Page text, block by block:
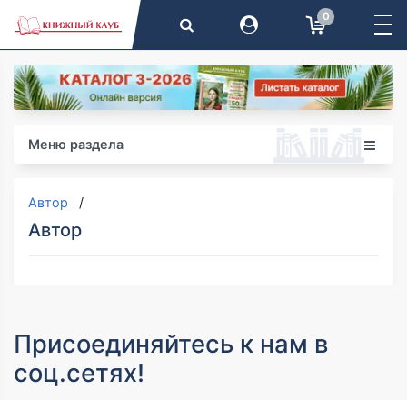
0
Меню раздела
Автор
Автор
Присоединяйтесь к нам в
соц.сетях!